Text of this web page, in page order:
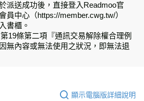
派送成功後，直接登入Readmoo官
員中心（https://member.cwg.tw/）
書櫃。
19條第二項『通訊交易解除權合理例
無內容或無法使用之狀況，即無法退
顯示電腦版詳細說明